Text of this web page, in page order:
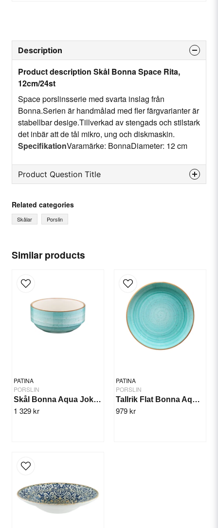
Similar products
PATINA
PORSLIN
Skål Bonna Aqua Joker 14cm/12st
1 329 kr
PATINA
PORSLIN
Tallrik Flat Bonna Aqua 30cm/6st
979 kr
Description
Product description Skål Bonna Space Rita,
12cm/24st
Space porslinsserie med svarta inslag från
Bonna.Serien är handmålad med fler färgvarianter är
stabellbar desige.Tillverkad av stengads och stilstark
det inbär att de tål mikro, ung och diskmaskin.
SpecifikationVaramärke: BonnaDiameter: 12 cm
Product Question Title
Ask us something about this product...
Name
email
Email
Yes, you can publish my question.
Related categories
Skålar Porslin